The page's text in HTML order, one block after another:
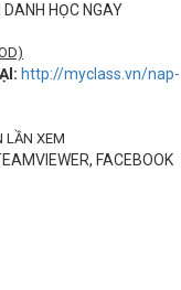
HỌC NGAY
http://myclass.vn/nap-
LẦN XEM
FACEBOOK